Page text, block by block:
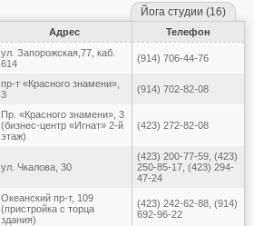
Йога студии (16)
Адрес Телефон
ул. Запорожская,77, каб.
614
(914) 706-44-76
пр-т «Красного знамени»,
3
(914) 702-82-08
Пр. «Красного знамени», 3
(бизнес-центр «Игнат» 2-й
этаж)
(423) 272-82-08
ул. Чкалова, 30
(423) 200-77-59, (423)
250-85-17, (423) 294-
47-24
Океанский пр-т, 109
(пристройка с торца
здания)
(423) 242-62-88, (914)
692-96-22